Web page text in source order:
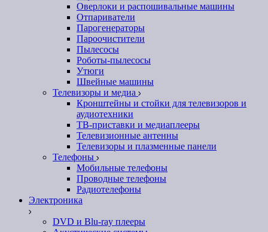
Оверлоки и распошивальные машины
Отпариватели
Парогенераторы
Пароочистители
Пылесосы
Роботы-пылесосы
Утюги
Швейные машины
Телевизоры и медиа
Кронштейны и стойки для телевизоров и
аудиотехники
ТВ-приставки и медиаплееры
Телевизионные антенны
Телевизоры и плазменные панели
Телефоны
Мобильные телефоны
Проводные телефоны
Радиотелефоны
Электроника
DVD и Blu-ray плееры